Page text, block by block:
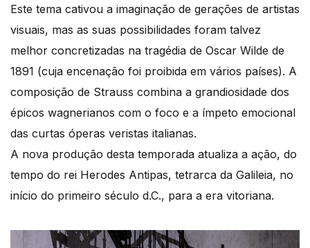
Este tema cativou a imaginação de gerações de artistas
visuais, mas as suas possibilidades foram talvez
melhor concretizadas na tragédia de Oscar Wilde de
1891 (cuja encenação foi proibida em vários países). A
composição de Strauss combina a grandiosidade dos
épicos wagnerianos com o foco e a ímpeto emocional
das curtas óperas veristas italianas.
A nova produção desta temporada atualiza a ação, do
tempo do rei Herodes Antipas, tetrarca da Galileia, no
início do primeiro século d.C., para a era vitoriana.